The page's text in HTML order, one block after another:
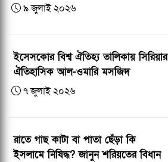
৯ জুলাই ২০২৬
ইসেসকোর বিশ্ব ঐতিহ্য তালিকায় সিরিয়ার
ঐতিহাসিক আল-ওমারি মসজিদ
৭ জুলাই ২০২৬
রাতে গাছ কাটা বা পাতা ছেঁড়া কি
ইসলামে নিষিদ্ধ? জানুন শরিয়তের বিধান